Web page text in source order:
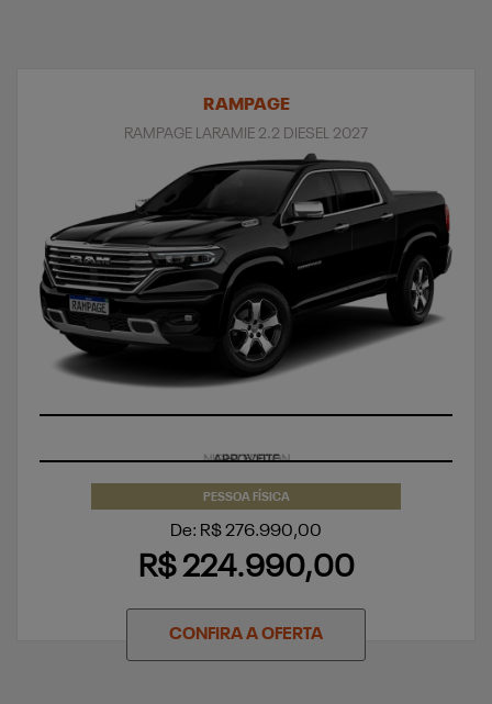
RAMPAGE
RAMPAGE LARAMIE 2.2 DIESEL 2027
PESSOA FÍSICA
De: R$ 276.990,00
R$ 224.990,00
CONFIRA A OFERTA